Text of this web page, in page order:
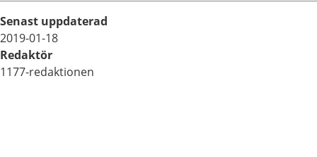
Senast uppdaterad
2019-01-18
Redaktör
1177-redaktionen